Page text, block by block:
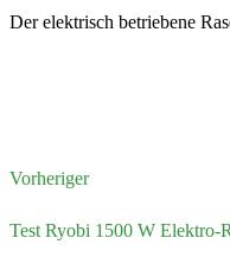
Der elektrisch betriebene
Vorheriger
Test Ryobi 1500 W Elektro-